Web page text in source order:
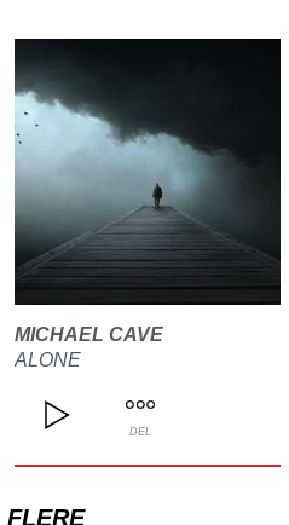
MICHAEL CAVE
ALONE
DEL
FLERE